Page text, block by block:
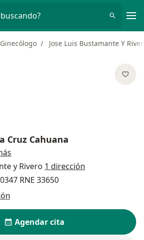
Ginecólogo Jose Luis Bustamante Y
Cruz Cahuana
y Rivero 1 dirección
RNE 33650
Agendar cita